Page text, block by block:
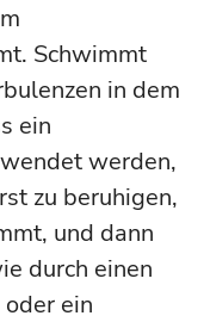
Schwimmt
in dem
ein
werden,
zu beruhigen,
und dann
durch einen
ein